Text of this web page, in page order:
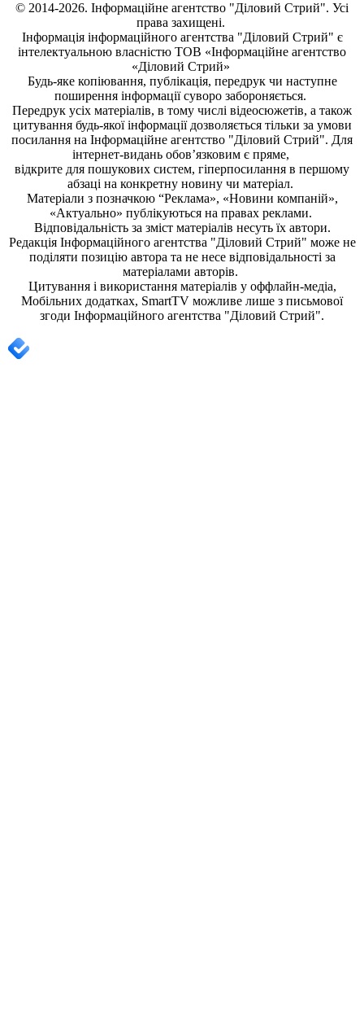
© 2014-2026. Інформаційне агентство "Діловий Стрий". Усі
права захищені.
Інформація інформаційного агентства "Діловий Стрий" є
інтелектуальною власністю ТОВ «Інформаційне агентство
«Діловий Стрий»
Будь-яке копiювання, публiкацiя, передрук чи наступне
поширення iнформацiї суворо забороняється.
Передрук усіх матеріалів, в тому числі відеосюжетів, а також
цитування будь-якої інформації дозволяється тільки за умови
посилання на Інформаційне агентство "Діловий Стрий". Для
інтернет-видань обов’язковим є пряме,
відкрите для пошукових систем, гіперпосилання в першому
абзаці на конкретну новину чи матеріал.
Матеріали з позначкою “Реклама», «Новини компаній»,
«Актуально» публікуються на правах реклами.
Відповідальність за зміст матеріалів несуть їх автори.
Редакція Інформаційного агентства "Діловий Стрий" може не
поділяти позицію автора та не несе відповідальності за
матеріалами авторів.
Цитування і використання матеріалів у оффлайн-медіа,
Мобільних додатках, SmartTV можливе лише з письмової
згоди Інформаційного агентства "Діловий Стрий".